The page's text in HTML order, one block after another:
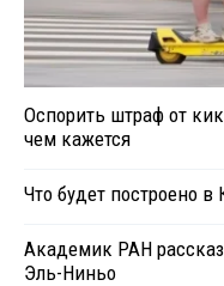
Оспорить штраф от
чем кажется
Что будет построено
Академик РАН
Эль-Ниньо